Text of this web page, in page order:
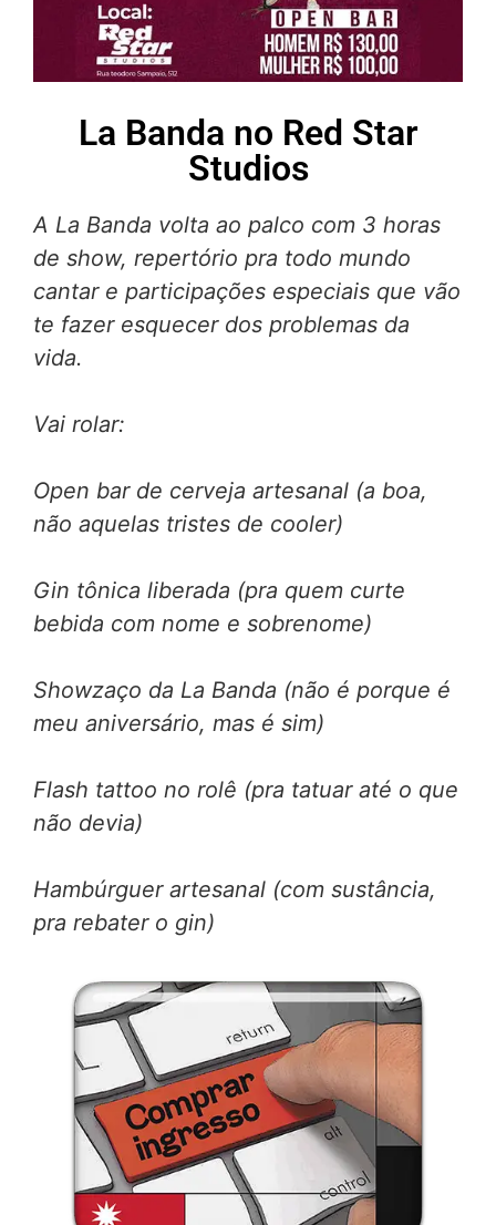
La Banda no Red Star
Studios
A La Banda volta ao palco com 3 horas
de show, repertório pra todo mundo
cantar e participações especiais que vão
te fazer esquecer dos problemas da
vida.
Vai rolar:
Open bar de cerveja artesanal (a boa,
não aquelas tristes de cooler)
Gin tônica liberada (pra quem curte
bebida com nome e sobrenome)
Showzaço da La Banda (não é porque é
meu aniversário, mas é sim)
Flash tattoo no rolê (pra tatuar até o que
não devia)
Hambúrguer artesanal (com sustância,
pra rebater o gin)